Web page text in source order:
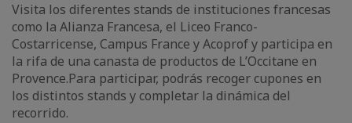
Visita los diferentes stands de instituciones francesas
como la Alianza Francesa, el Liceo Franco-
Costarricense, Campus France y Acoprof y participa en
la rifa de una canasta de productos de L’Occitane en
Provence.Para participar, podrás recoger cupones en
los distintos stands y completar la dinámica del
recorrido.